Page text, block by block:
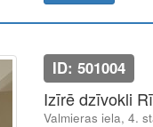
ID: 501004
Izīrē dzīvokli
Valmieras iela, 4.